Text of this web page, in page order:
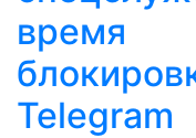
время
Telegram